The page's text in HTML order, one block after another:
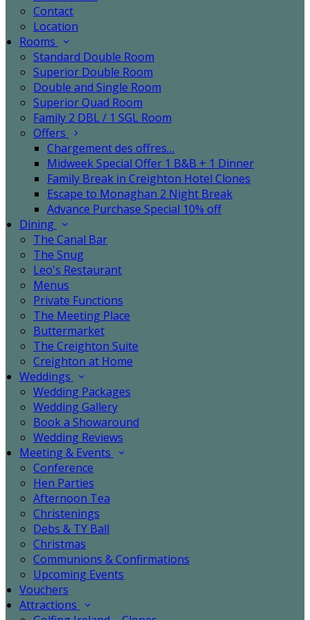
Contact
Location
Rooms
Standard Double Room
Superior Double Room
Double and Single Room
Superior Quad Room
Family 2 DBL / 1 SGL Room
Offers
Chargement des offres…
Midweek Special Offer 1 B&B + 1 Dinner
Family Break in Creighton Hotel Clones
Escape to Monaghan 2 Night Break
Advance Purchase Special 10% off
Dining
The Canal Bar
The Snug
Leo's Restaurant
Menus
Private Functions
The Meeting Place
Buttermarket
The Creighton Suite
Creighton at Home
Weddings
Wedding Packages
Wedding Gallery
Book a Showaround
Wedding Reviews
Meeting & Events
Conference
Hen Parties
Afternoon Tea
Christenings
Debs & TY Ball
Christmas
Communions & Confirmations
Upcoming Events
Vouchers
Attractions